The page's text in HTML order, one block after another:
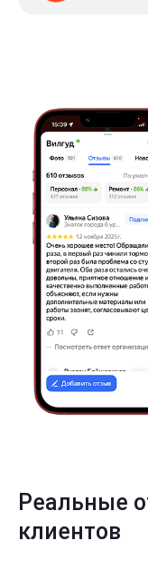
Реальные
клиентов